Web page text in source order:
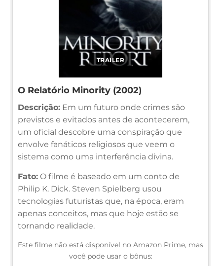
TRAILER
O Relatório Minority (2002)
Descrição: Em um futuro onde crimes são
previstos e evitados antes de acontecerem,
um oficial descobre uma conspiração que
envolve fanáticos religiosos que veem o
sistema como uma interferência divina.
Fato: O filme é baseado em um conto de
Philip K. Dick. Steven Spielberg usou
tecnologias futuristas que, na época, eram
apenas conceitos, mas que hoje estão se
tornando realidade.
Este filme não está disponível no Amazon Prime, mas
você pode usar o bônus: